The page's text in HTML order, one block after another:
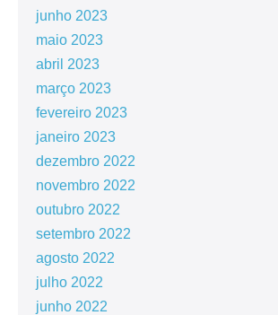
junho 2023
maio 2023
abril 2023
março 2023
fevereiro 2023
janeiro 2023
dezembro 2022
novembro 2022
outubro 2022
setembro 2022
agosto 2022
julho 2022
junho 2022